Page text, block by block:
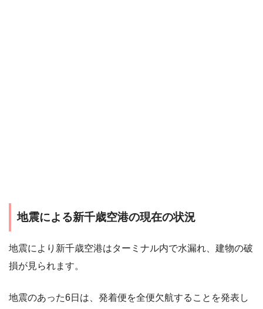
地震による新千歳空港の現在の状況
地震により新千歳空港はターミナル内で水漏れ、建物の破
損が見られます。
地震のあった6日は、発着便を全便欠航することを発表し